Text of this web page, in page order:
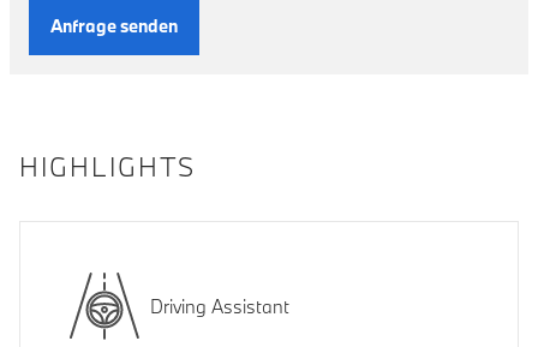
Anfrage senden
HIGHLIGHTS
Driving Assistant